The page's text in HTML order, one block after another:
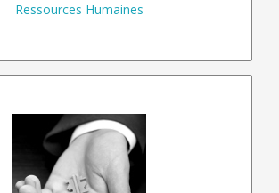
Ressources Humaines
Se connaitre
Optimiser
Evaluation
Dynamiser